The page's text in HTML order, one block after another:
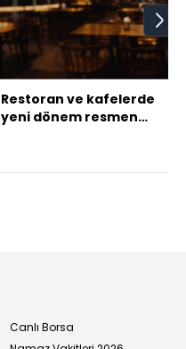
Restoran ve kafelerde
yeni dönem resmen
Canlı Borsa